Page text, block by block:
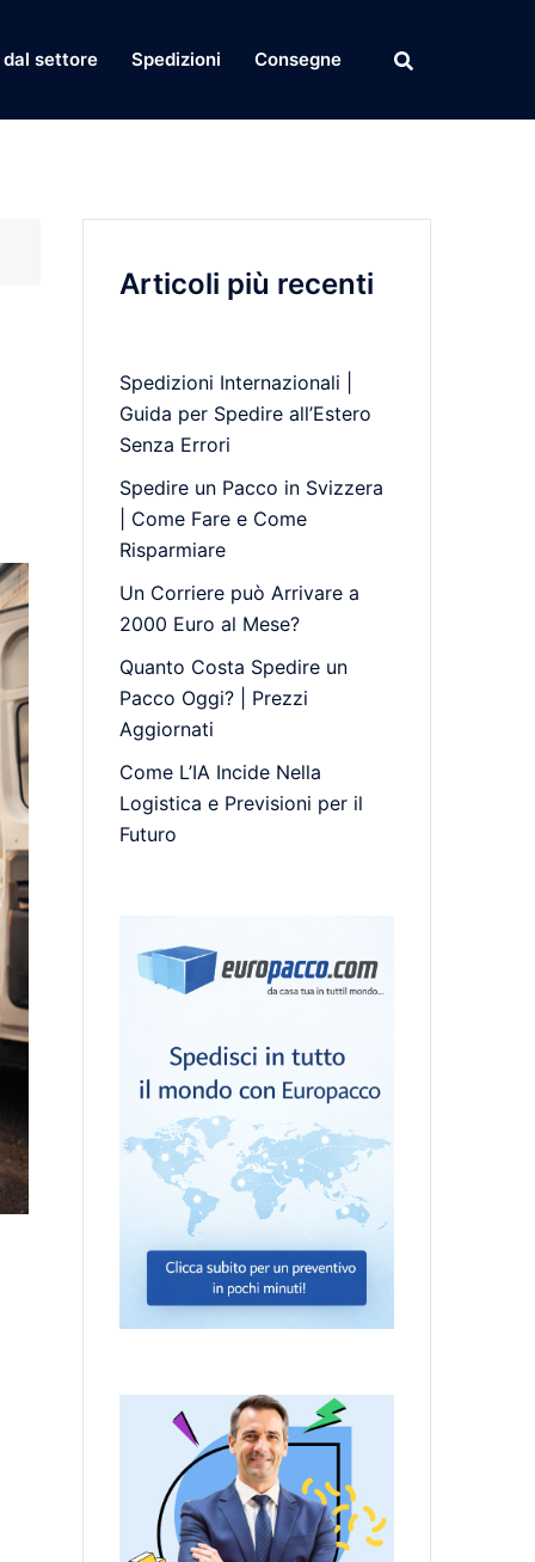
dal settore Spedizioni Consegne
Articoli più recenti
Spedizioni Internazionali |
Guida per Spedire all’Estero
Senza Errori
Spedire un Pacco in Svizzera
| Come Fare e Come
Risparmiare
Un Corriere può Arrivare a
2000 Euro al Mese?
Quanto Costa Spedire un
Pacco Oggi? | Prezzi
Aggiornati
Come L’IA Incide Nella
Logistica e Previsioni per il
Futuro